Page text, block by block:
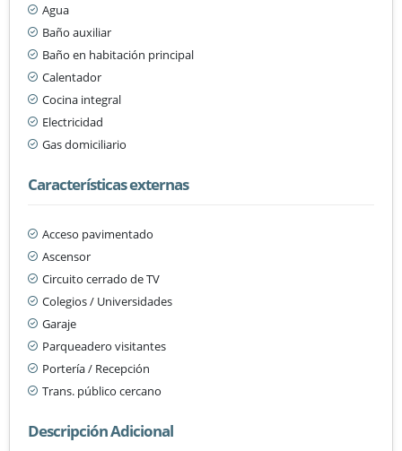
Agua
Baño auxiliar
Baño en habitación principal
Calentador
Cocina integral
Electricidad
Gas domiciliario
Características externas
Acceso pavimentado
Ascensor
Circuito cerrado de TV
Colegios / Universidades
Garaje
Parqueadero visitantes
Portería / Recepción
Trans. público cercano
Descripción Adicional